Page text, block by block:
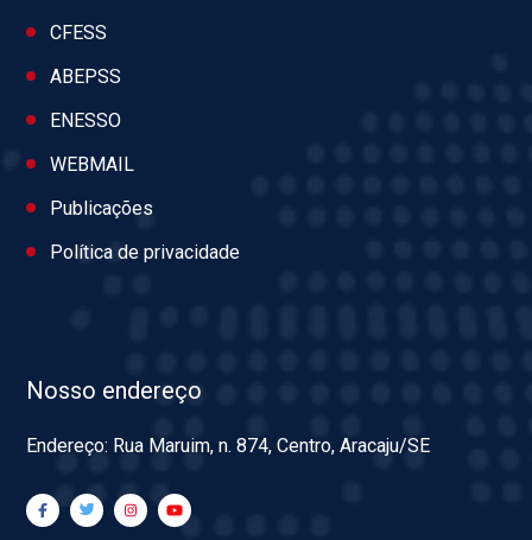
CFESS
ABEPSS
ENESSO
WEBMAIL
Publicações
Política de privacidade
Nosso endereço
Endereço: Rua Maruim, n. 874, Centro, Aracaju/SE